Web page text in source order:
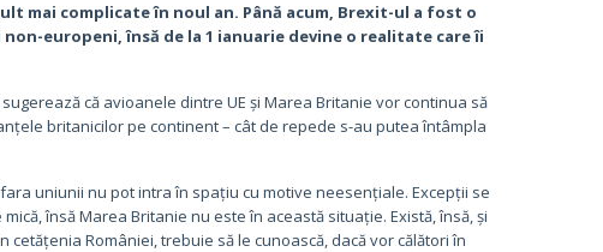
mai complicate în noul an. Până acum, Brexit-ul a fost o
europeni, însă de la 1 ianuarie devine o realitate care îi
că avioanele dintre UE și Marea Britanie vor continua să
britanicilor pe continent – cât de repede s-au putea întâmpla
uniunii nu pot intra în spațiu cu motive neesențiale. Excepții se
însă Marea Britanie nu este în această situație. Există, însă, și
României, trebuie să le cunoască, dacă vor călători în